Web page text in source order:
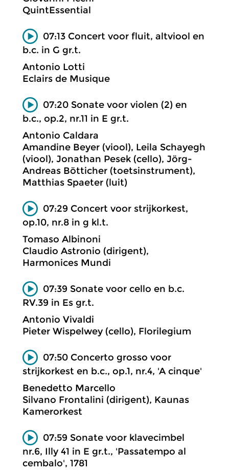
QuintEssential
07:13 Concert voor fluit, altviool en
b.c. in G gr.t.
Antonio Lotti
Eclairs de Musique
07:20 Sonate voor violen (2) en
b.c., op.2, nr.11 in E gr.t.
Antonio Caldara
Amandine Beyer (viool), Leila Schayegh
(viool), Jonathan Pesek (cello), Jörg-
Andreas Bötticher (toetsinstrument),
Matthias Spaeter (luit)
07:29 Concert voor strijkorkest,
op.10, nr.8 in g kl.t.
Tomaso Albinoni
Claudio Astronio (dirigent),
Harmonices Mundi
07:39 Sonate voor cello en b.c.
RV.39 in Es gr.t.
Antonio Vivaldi
Pieter Wispelwey (cello), Florilegium
07:50 Concerto grosso voor
strijkorkest en b.c., op.1, nr.4, 'A cinque'
Benedetto Marcello
Silvano Frontalini (dirigent), Kaunas
Kamerorkest
07:59 Sonate voor klavecimbel
nr.6, Illy 41 in E gr.t., 'Passatempo al
cembalo', 1781